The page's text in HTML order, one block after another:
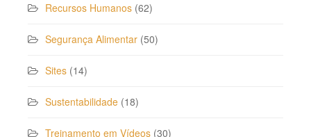
Recursos Humanos (62)
Segurança Alimentar (50)
Sites (14)
Sustentabilidade (18)
Treinamento em Vídeos (30)